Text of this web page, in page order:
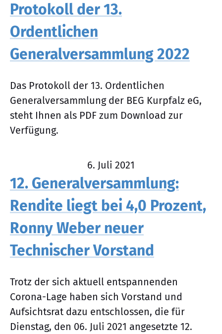
Protokoll der 13.
Ordentlichen
Generalversammlung 2022
Das Protokoll der 13. Ordentlichen
Generalversammlung der BEG Kurpfalz eG,
steht Ihnen als PDF zum Download zur
Verfügung.
6. Juli 2021
12. Generalversammlung:
Rendite liegt bei 4,0 Prozent,
Ronny Weber neuer
Technischer Vorstand
Trotz der sich aktuell entspannenden
Corona-Lage haben sich Vorstand und
Aufsichtsrat dazu entschlossen, die für
Dienstag, den 06. Juli 2021 angesetzte 12.